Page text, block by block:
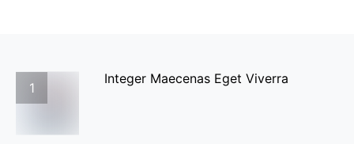
1
Integer Maecenas Eget Viverra